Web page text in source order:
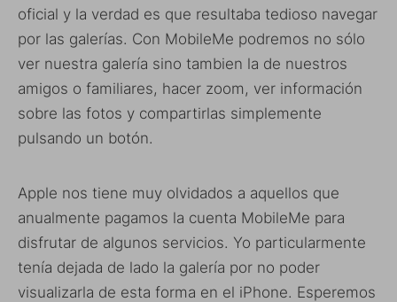
oficial y la verdad es que resultaba tedioso navegar
por las galerías. Con MobileMe podremos no sólo
ver nuestra galería sino tambien la de nuestros
amigos o familiares, hacer zoom, ver información
sobre las fotos y compartirlas simplemente
pulsando un botón.
Apple nos tiene muy olvidados a aquellos que
anualmente pagamos la cuenta MobileMe para
disfrutar de algunos servicios. Yo particularmente
tenía dejada de lado la galería por no poder
visualizarla de esta forma en el iPhone. Esperemos